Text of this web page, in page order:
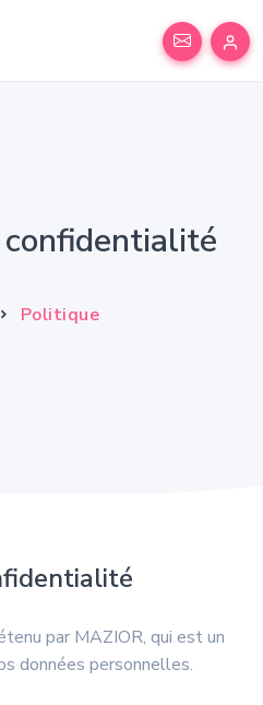
Politique
par MAZIOR, qui est un
données personnelles.